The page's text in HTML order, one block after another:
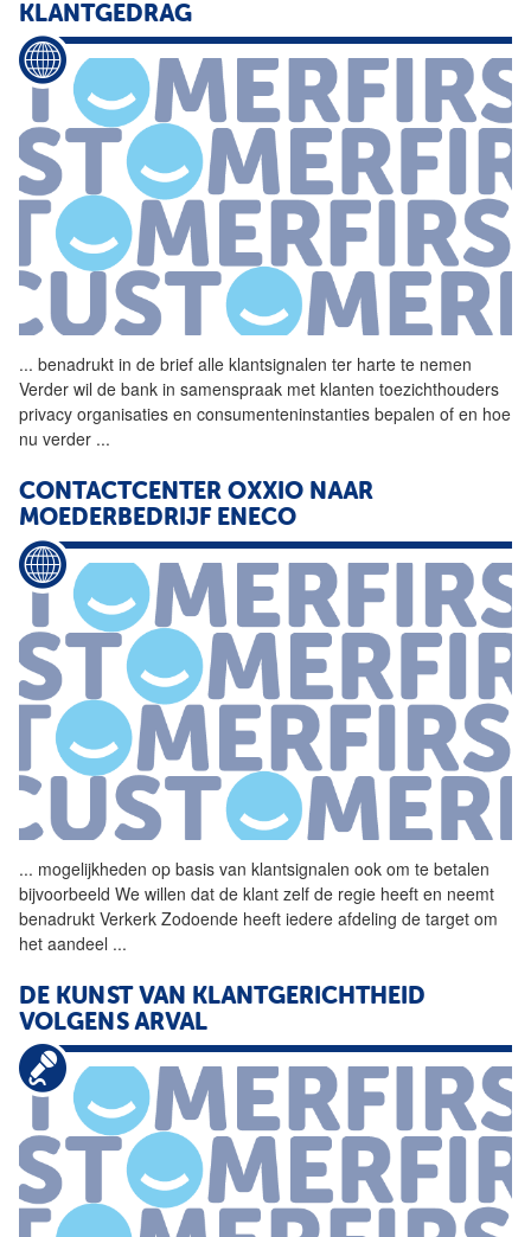
KLANTGEDRAG
... benadrukt in de brief alle klantsignalen ter harte te nemen
Verder wil de bank in samenspraak met klanten toezichthouders
privacy organisaties en consumenteninstanties bepalen of en hoe
nu verder ...
CONTACTCENTER OXXIO NAAR
MOEDERBEDRIJF ENECO
... mogelijkheden op basis van klantsignalen ook om te betalen
bijvoorbeeld We willen dat de klant zelf de regie heeft en neemt
benadrukt Verkerk Zodoende heeft iedere afdeling de target om
het aandeel ...
DE KUNST VAN KLANTGERICHTHEID
VOLGENS ARVAL